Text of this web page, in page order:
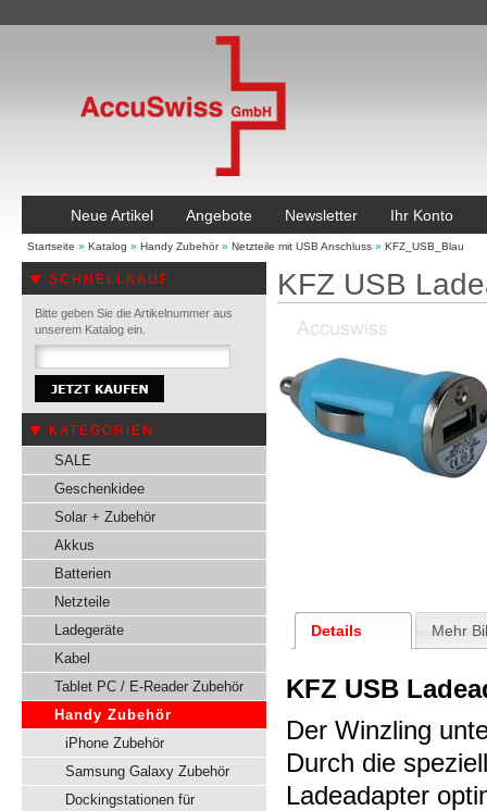
Neue Artikel Angebote Newsletter Ihr Konto
Startseite » Katalog » Handy Zubehör» Netzteile mit USB Anschluss » KFZ_USB_Blau
SCHNELLKAUF
Bitte geben Sie die Artikelnummer aus
unserem Katalog ein.
KATEGORIEN
SALE
Geschenkidee
Solar + Zubehör
Akkus
Batterien
Netzteile
Ladegeräte
Kabel
Tablet PC / E-Reader Zubehör
Handy Zubehör
iPhone Zubehör
Samsung Galaxy Zubehör
Dockingstationen für
KFZ USB
Details Mehr
KFZ USB
Der Winzling
Durch die
Ladeadapter